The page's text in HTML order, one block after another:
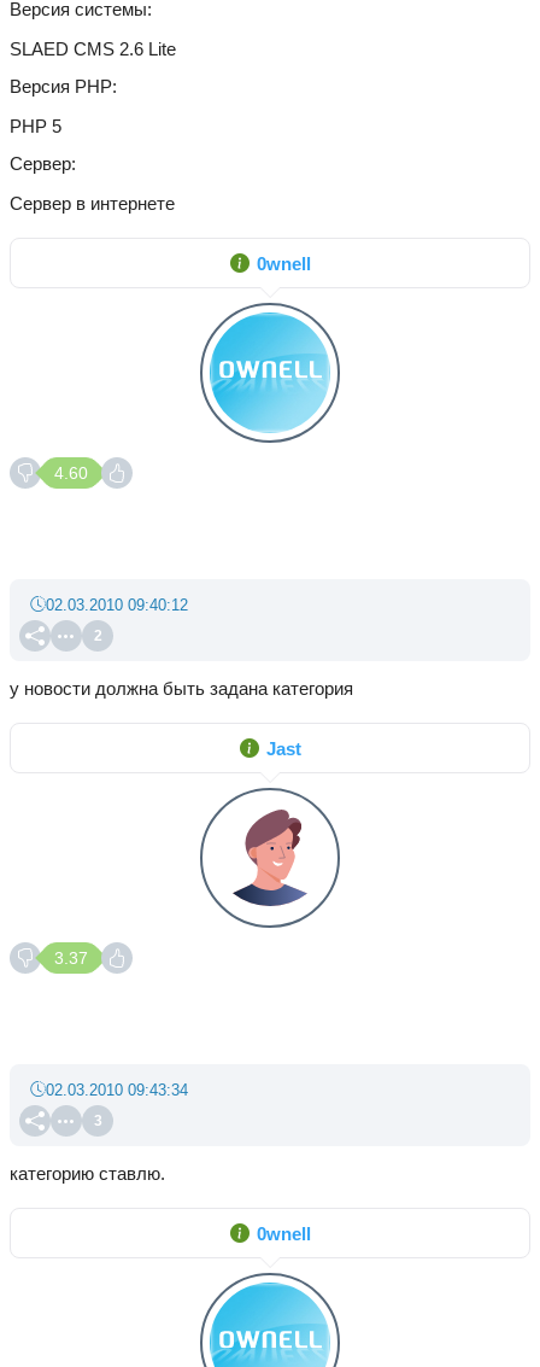
Версия системы
SLAED CMS 2.6 Lite
Версия PHP
PHP 5
Сервер
Сервер в интернете
0wnell
4.60
2
02.03.2010 09:40:12
у новости должна быть задана категория
Jast
3.37
3
02.03.2010 09:43:34
категорию ставлю.
0wnell